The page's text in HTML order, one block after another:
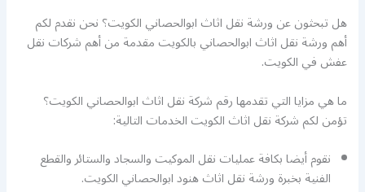
هل تبحثون عن ورشة نقل اثاث ابوالحصاني الكويت؟ نحن نقدم لكم
أهم ورشة نقل اثاث ابوالحصاني بالكويت مقدمة من أهم شركات نقل
عفش في الكويت.
ما هي مزايا التي تقدمها رقم شركة نقل اثاث ابوالحصاني الكويت؟
تؤمن لكم شركة نقل اثاث الكويت الخدمات التالية:
نقوم أيضا بكافة عمليات نقل الموكيت والسجاد والستائر والقطع
الفنية بخبرة ورشة نقل اثاث هنود ابوالحصاني الكويت.